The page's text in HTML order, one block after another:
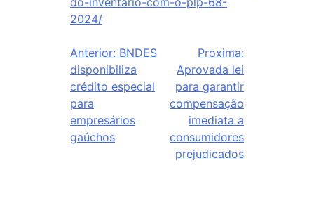
2024/
Anterior: BNDES
disponibiliza
crédito especial
para
empresários
gaúchos
Proxima:
Aprovada lei
para garantir
compensação
imediata a
consumidores
prejudicados